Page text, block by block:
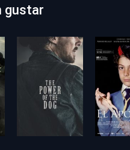
gustar